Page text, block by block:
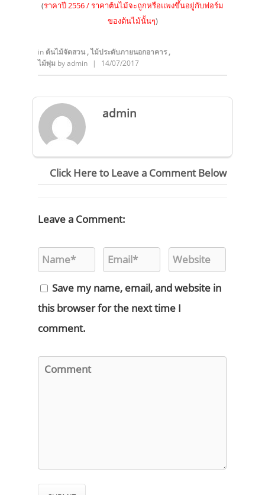
(ราคาปี 2556 / ราคาต้นไม้จะถูกหรือแพงขึ้นอยู่กับฟอร์ม
ของต้นไม้นั้นๆ)
in ต้นไม้จัดสวน,ไม้ประดับภายนอกอาคาร,
ไม้พุ่ม byadmin | 14/07/2017
admin
Click Here to Leave a Comment Below
Leave a Comment:
Save my name, email, and website in
this browser for the next time I
comment.